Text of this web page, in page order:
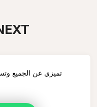
تميزي عن الجميع